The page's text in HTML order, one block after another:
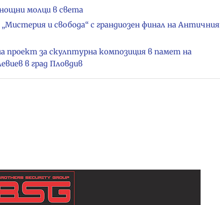
молци в света
и свобода“ с грандиозен финал на Античния
проект за скулптурна композиция в памет на
в град Пловдив